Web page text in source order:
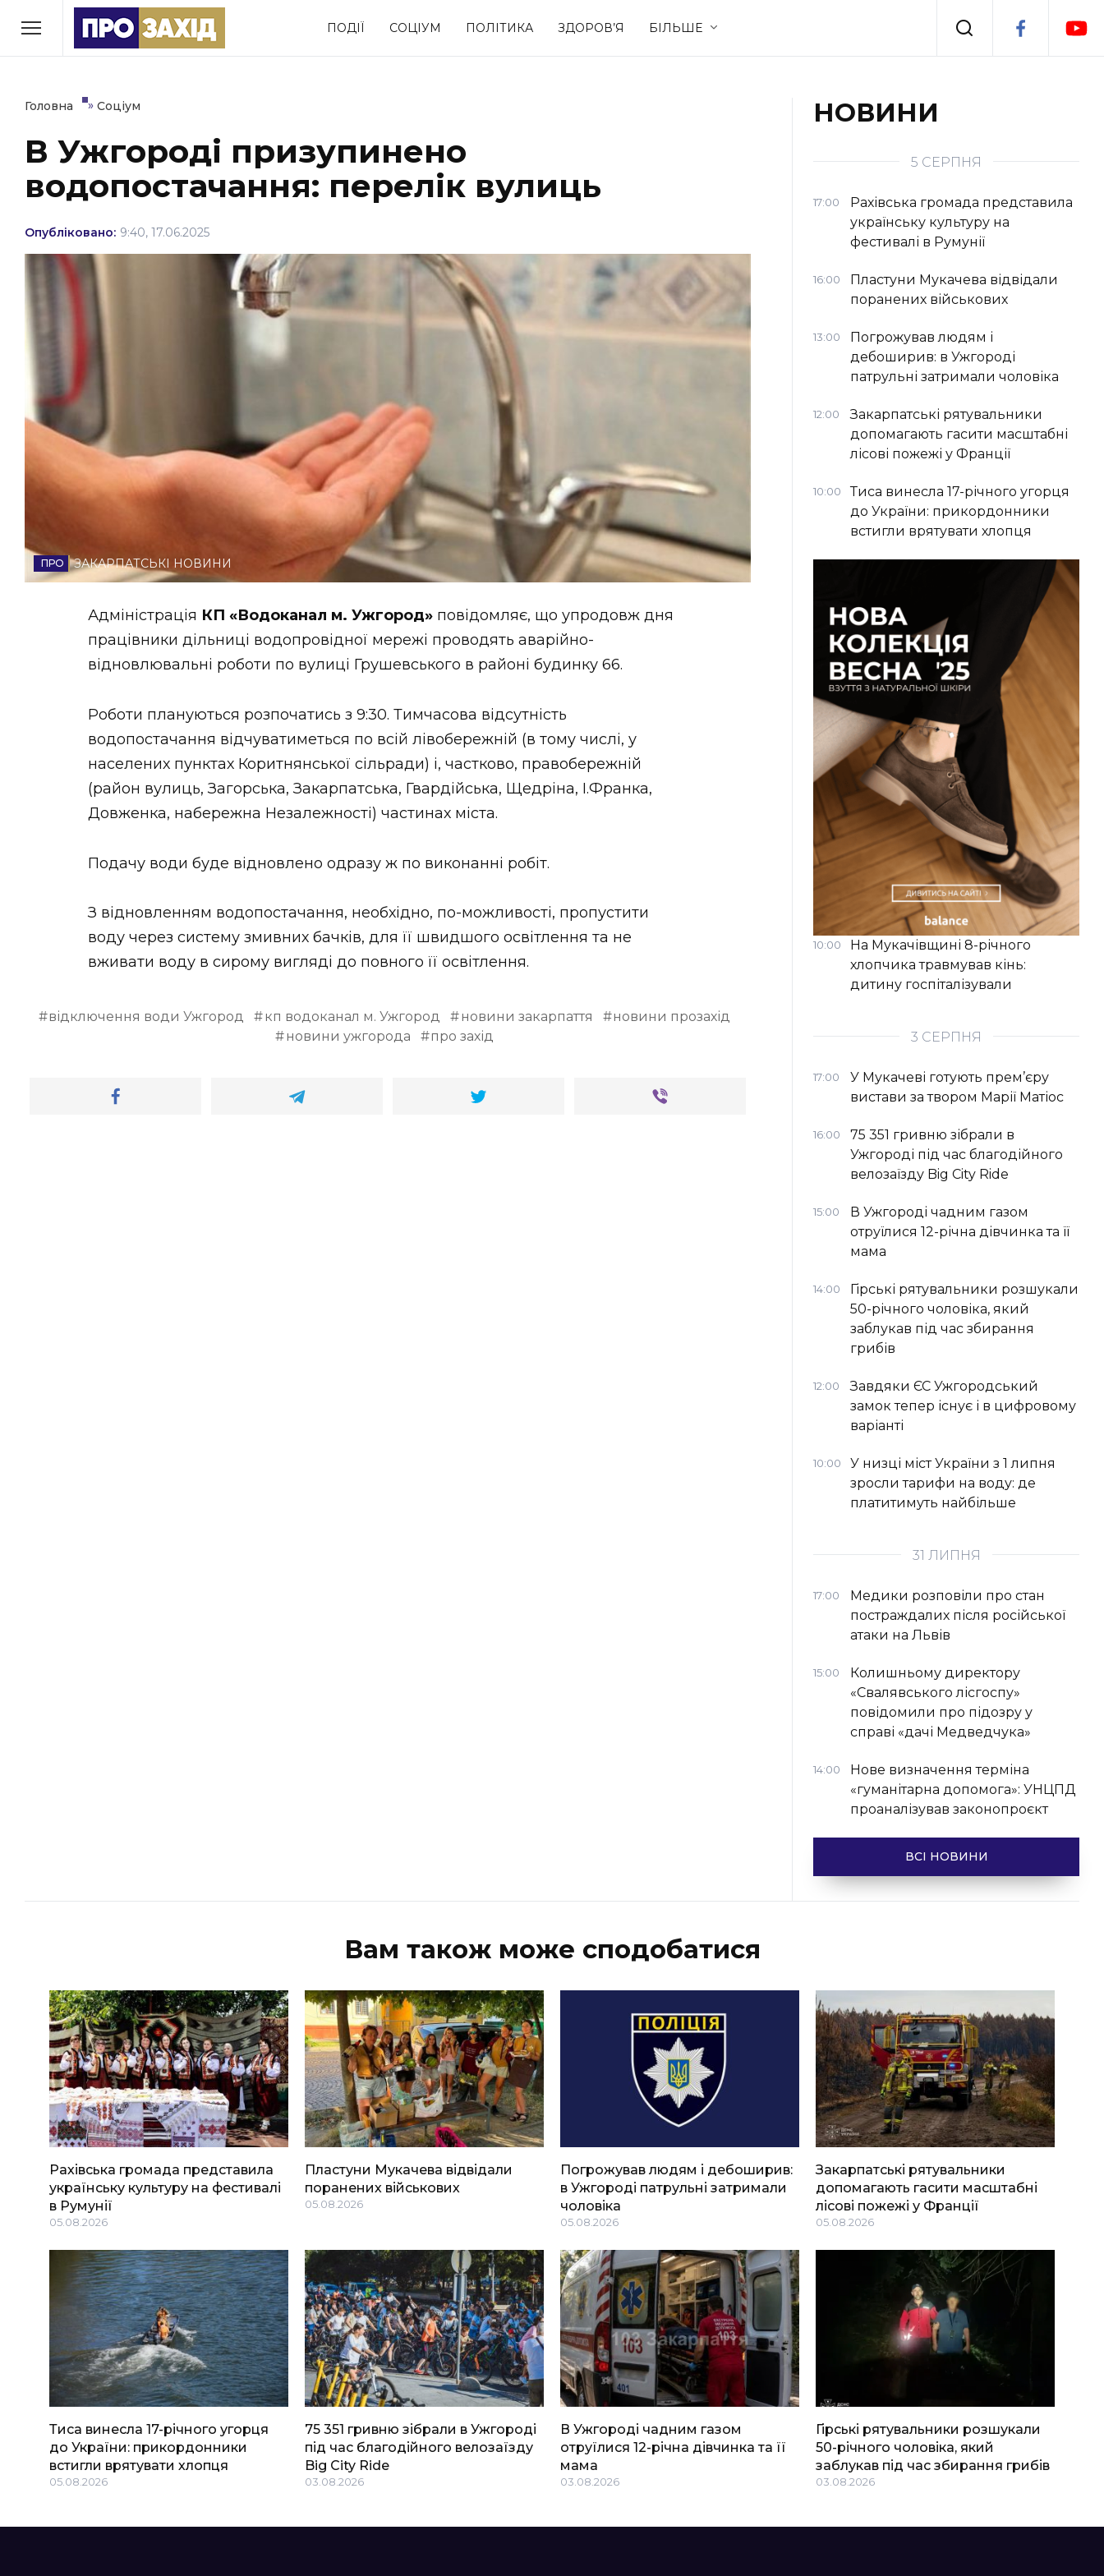
ПОДІЇ СОЦІУМ ПОЛІТИКА ЗДОРОВ’Я БІЛЬШЕ
РУБРИКИ
Економіка Події
Політика Соціум Спорт
Втрачений Ужгород
(відеоверсія)
ЗАКАРПАТСЬКІ НОВИНИ
НОВИНИ ЗАХІДНОЇ УКРАЇНИ
ФОТО
ВІДЕО
Головна » Соціум
В Ужгороді призупинено
водопостачання: перелік вулиць
Опубліковано: 9:40, 17.06.2025
ЗАКАРПАТСЬКІ НОВИНИ
Адміністрація КП «Водоканал м. Ужгород» повідомляє, що упродовж дня
працівники дільниці водопровідної мережі проводять аварійно-
відновлювальні роботи по вулиці Грушевського в районі будинку 66.
Роботи плануються розпочатись з 9:30. Тимчасова відсутність
водопостачання відчуватиметься по всій лівобережній (в тому числі, у
населених пунктах Коритнянської сільради) і, частково, правобережній
(район вулиць, Загорська, Закарпатська, Гвардійська, Щедріна, І.Франка,
Довженка, набережна Незалежності) частинах міста.
Подачу води буде відновлено одразу ж по виконанні робіт.
З відновленням водопостачання, необхідно, по-можливості, пропустити
воду через систему змивних бачків, для її швидшого освітлення та не
вживати воду в сирому вигляді до повного її освітлення.
відключення води Ужгород кп водоканал м. Ужгород новини закарпаття
новини прозахід
новини ужгорода
про захід
НОВИНИ
5 СЕРПНЯ
17:00
Рахівська громада представила
українську культуру на
фестивалі в Румунії
16:00
Пластуни Мукачева відвідали
поранених військових
13:00
Погрожував людям і
дебоширив: в Ужгороді
патрульні затримали чоловіка
12:00
Закарпатські рятувальники
допомагають гасити масштабні
лісові пожежі у Франції
10:00
Тиса винесла 17-річного угорця
до України: прикордонники
встигли врятувати хлопця
10:00
На Мукачівщині 8-річного
хлопчика травмував кінь:
дитину госпіталізували
3 СЕРПНЯ
17:00
У Мукачеві готують прем’єру
вистави за твором Марії Матіос
16:00
75 351 гривню зібрали в
Ужгороді під час благодійного
велозаїзду Big Сity Ride
15:00
В Ужгороді чадним газом
отруїлися 12-річна дівчинка та її
мама
14:00
Гірські рятувальники розшукали
50-річного чоловіка, який
заблукав під час збирання
грибів
12:00
Завдяки ЄС Ужгородський
замок тепер існує і в цифровому
варіанті
10:00
У низці міст України з 1 липня
зросли тарифи на воду: де
платитимуть найбільше
31 ЛИПНЯ
17:00
Медики розповіли про стан
постраждалих після російської
атаки на Львів
15:00
Колишньому директору
«Свалявського лісгоспу»
повідомили про підозру у
справі «дачі Медведчука»
14:00
Нове визначення терміна
«гуманітарна допомога»: УНЦПД
проаналізував законопроєкт
ВСІ НОВИНИ
Вам також може сподобатися
Рахівська громада представила
українську культуру на фестивалі
в Румунії
05.08.2026
Пластуни Мукачева відвідали
поранених військових
05.08.2026
Погрожував людям і дебоширив:
в Ужгороді патрульні затримали
чоловіка
05.08.2026
Закарпатські рятувальники
допомагають гасити масштабні
лісові пожежі у Франції
05.08.2026
Тиса винесла 17-річного угорця
до України: прикордонники
встигли врятувати хлопця
05.08.2026
75 351 гривню зібрали в Ужгороді
під час благодійного велозаїзду
Big Сity Ride
03.08.2026
В Ужгороді чадним газом
отруїлися 12-річна дівчинка та її
мама
03.08.2026
Гірські рятувальники розшукали
50-річного чоловіка, який
заблукав під час збирання грибів
03.08.2026